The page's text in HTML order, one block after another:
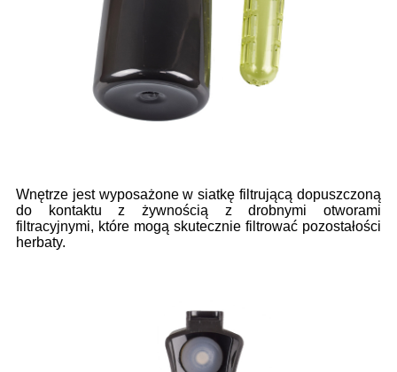
Wnętrze jest wyposażone w siatkę filtrującą dopuszczoną
do kontaktu z żywnością z drobnymi otworami
filtracyjnymi, które mogą skutecznie filtrować pozostałości
herbaty.